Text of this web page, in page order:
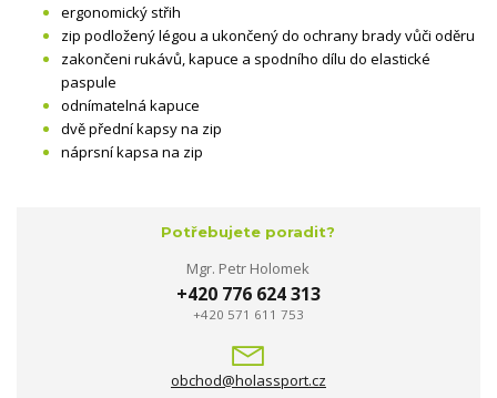
ergonomický střih
zip podložený légou a ukončený do ochrany brady vůči oděru
zakončeni rukávů, kapuce a spodního dílu do elastické
paspule
odnímatelná kapuce
dvě přední kapsy na zip
náprsní kapsa na zip
Potřebujete poradit?
Mgr. Petr Holomek
+420 776 624 313
+420 571 611 753
obchod@holassport.cz